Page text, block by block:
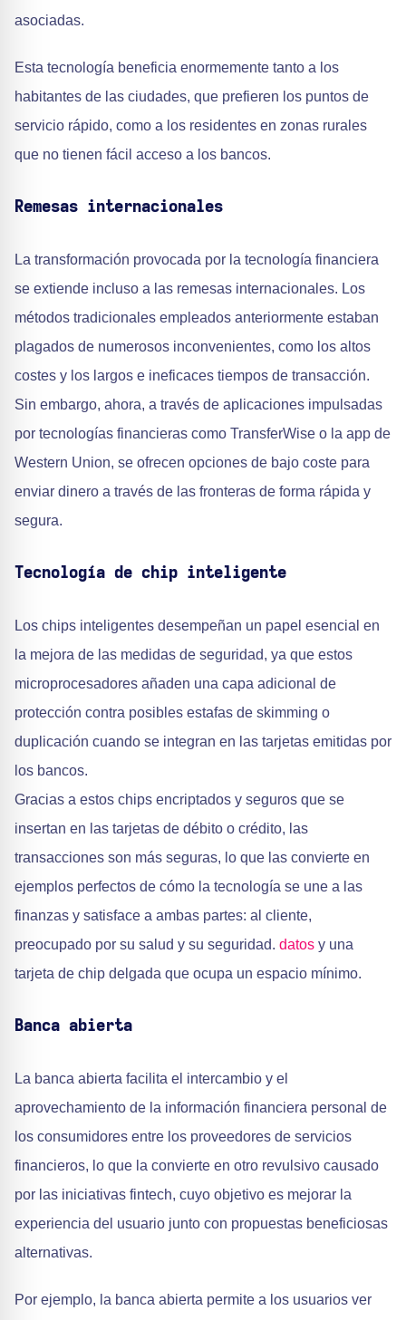
asociadas.
Esta tecnología beneficia enormemente tanto a los
habitantes de las ciudades, que prefieren los puntos de
servicio rápido, como a los residentes en zonas rurales
que no tienen fácil acceso a los bancos.
Remesas internacionales
La transformación provocada por la tecnología financiera
se extiende incluso a las remesas internacionales. Los
métodos tradicionales empleados anteriormente estaban
plagados de numerosos inconvenientes, como los altos
costes y los largos e ineficaces tiempos de transacción.
Sin embargo, ahora, a través de aplicaciones impulsadas
por tecnologías financieras como TransferWise o la app de
Western Union, se ofrecen opciones de bajo coste para
enviar dinero a través de las fronteras de forma rápida y
segura.
Tecnología de chip inteligente
Los chips inteligentes desempeñan un papel esencial en
la mejora de las medidas de seguridad, ya que estos
microprocesadores añaden una capa adicional de
protección contra posibles estafas de skimming o
duplicación cuando se integran en las tarjetas emitidas por
los bancos.
Gracias a estos chips encriptados y seguros que se
insertan en las tarjetas de débito o crédito, las
transacciones son más seguras, lo que las convierte en
ejemplos perfectos de cómo la tecnología se une a las
finanzas y satisface a ambas partes: al cliente,
preocupado por su salud y su seguridad. datos y una
tarjeta de chip delgada que ocupa un espacio mínimo.
Banca abierta
La banca abierta facilita el intercambio y el
aprovechamiento de la información financiera personal de
los consumidores entre los proveedores de servicios
financieros, lo que la convierte en otro revulsivo causado
por las iniciativas fintech, cuyo objetivo es mejorar la
experiencia del usuario junto con propuestas beneficiosas
alternativas.
Por ejemplo, la banca abierta permite a los usuarios ver